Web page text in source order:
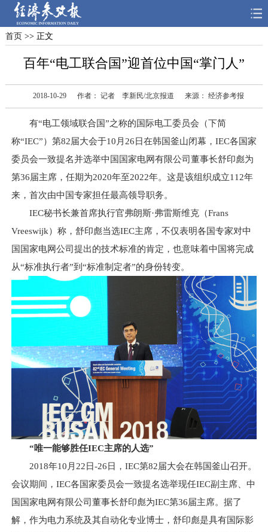
首页 深度 思想
首页 >> 正文
百年“电工联合国”迎首位中国“掌门人”
2018-10-29 作者： 记者 李新民/北京报道 来源： 经济参考报
有“电工领域联合国”之称的国际电工委员会（下简
称“IEC”）第82届大会于10月26日在韩国釜山闭幕，IEC各国家
委员会一致提名并选举中国国家电网有限公司董事长舒印彪为
第36届主席，任期为2020年至2022年。这是该组织成立112年
来，首次由中国专家担任最高领导职务。
IEC秘书长兼首席执行官弗朗斯·弗雷斯维克（Frans
Vreeswijk）称，舒印彪当选IEC主席，不仅表明各国专家对中
国国家电网公司提出的技术标准的肯定，也意味着中国将完成
从“标准执行者”到“标准制定者”的身份转变。
“唯一能够胜任IEC主席的人选”
2018年10月22日-26日，IEC第82届大会在韩国釜山召开。
会议期间，IEC各国家委员会一致提名选举现任IEC副主席、中
国国家电网有限公司董事长舒印彪为IEC第36届主席。据了
解，作为电力系统及其自动化专业博士，舒印彪是具有国际影